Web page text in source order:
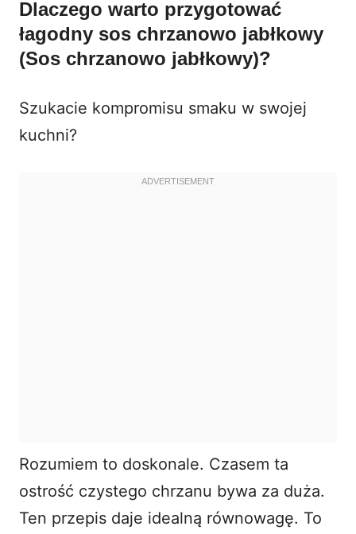
Dlaczego warto przygotować
łagodny sos chrzanowo jabłkowy
(Sos chrzanowo jabłkowy)?
Szukacie kompromisu smaku w swojej
kuchni?
Rozumiem to doskonale. Czasem ta
ostrość czystego chrzanu bywa za duża.
Ten przepis daje idealną równowagę. To